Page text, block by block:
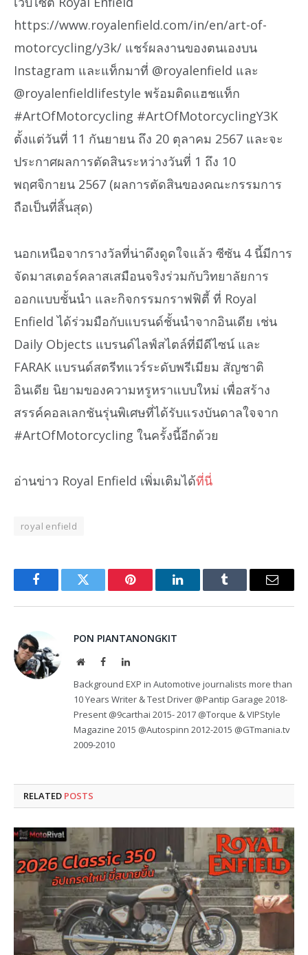
https://www.royalenfield.com/in/en/art-of-
motorcycling/y3k/ แชร์ผลงานของตนเองบน
Instagram และแท็กมาที่ @royalenfield และ
@royalenfieldlifestyle พร้อมติดแฮชแท็ก
#ArtOfMotorcycling #ArtOfMotorcyclingY3K
ตั้งแต่วันที่ 11 กันยายน ถึง 20 ตุลาคม 2567 และจะ
ประกาศผลการตัดสินระหว่างวันที่ 1 ถึง 10
พฤศจิกายน 2567 (ผลการตัดสินของคณะกรรมการ
ถือเป็นที่สิ้นสุด)
นอกเหนือจากรางวัลที่น่าดึงดูดใจแล้ว ซีซัน 4 นี้มีการ
จัดมาสเตอร์คลาสเสมือนจริงร่วมกับวิทยาลัยการ
ออกแบบชั้นนำ และกิจกรรมกราฟฟิตี้ ที่ Royal
Enfield ได้ร่วมมือกับแบรนด์ชั้นนำจากอินเดีย เช่น
Daily Objects แบรนด์ไลฟ์สไตล์ที่มีดีไซน์ และ
FARAK แบรนด์สตรีทแวร์ระดับพรีเมียม สัญชาติ
อินเดีย นิยามของความหรูหราแบบใหม่ เพื่อสร้าง
สรรค์คอลเลกชันรุ่นพิเศษที่ได้รับแรงบันดาลใจจาก
#ArtOfMotorcycling ในครั้งนี้อีกด้วย
อ่านข่าว Royal Enfield เพิ่มเติมได้ที่นี่
royal enfield
FacebookTwitter Pinterest LinkedInTumblr Email
PON PIANTANONGKIT
WebsiteFacebookLinkedIn
Background EXP in Automotive journalists more than
10 Years Writer & Test Driver @Pantip Garage 2018-
Present @9carthai 2015- 2017 @Torque & VIPStyle
Magazine 2015 @Autospinn 2012-2015 @GTmania.tv
2009-2010
RELATED POSTS